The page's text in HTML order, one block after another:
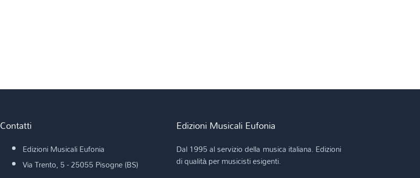
Contatti
Edizioni Musicali Eufonia
Via Trento, 5 - 25055 Pisogne (BS)
Edizioni Musicali Eufonia
Dal 1995 al servizio della musica italiana. Edizioni
di qualità per musicisti esigenti.